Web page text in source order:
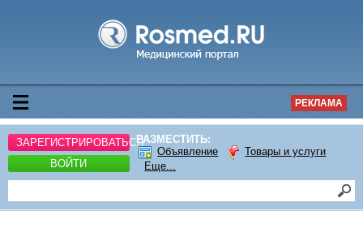
РЕКЛАМА
ЗАРЕГИСТРИРОВАТЬСЯ
ВОЙТИ
РАЗМЕСТИТЬ:
Объявление
Товары и услуги
Еще...